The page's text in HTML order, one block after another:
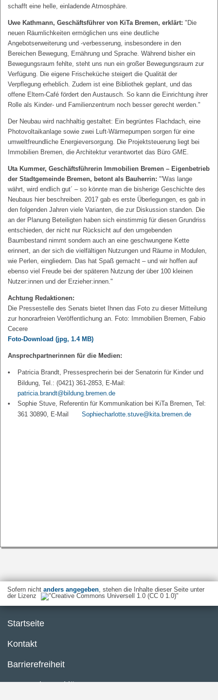
schafft eine helle, einladende Atmosphäre.
Uwe Kathmann, Geschäftsführer von KiTa Bremen, erklärt: "Die
neuen Räumlichkeiten ermöglichen uns eine deutliche
Angebotserweiterung und -verbesserung, insbesondere in den
Bereichen Bewegung, Ernährung und Sprache. Während bisher ein
Bewegungsraum fehlte, steht uns nun ein großer Bewegungsraum zur
Verfügung. Die eigene Frischeküche steigert die Qualität der
Verpflegung erheblich. Zudem ist eine Bibliothek geplant, und das
offene Eltern-Café fördert den Austausch. So kann die Einrichtung ihrer
Rolle als Kinder- und Familienzentrum noch besser gerecht werden."
Der Neubau wird nachhaltig gestaltet: Ein begrüntes Flachdach, eine
Photovoltaikanlage sowie zwei Luft-Wärmepumpen sorgen für eine
umweltfreundliche Energieversorgung. Die Projektsteuerung liegt bei
Immobilien Bremen, die Architektur verantwortet das Büro GME.
Uta Kummer, Geschäftsführerin Immobilien Bremen – Eigenbetrieb
der Stadtgemeinde Bremen, betont als Bauherrin: "'Was lange
währt, wird endlich gut´ – so könnte man die bisherige Geschichte des
Neubaus hier beschreiben. 2017 gab es erste Überlegungen, es gab in
den folgenden Jahren viele Varianten, die zur Diskussion standen. Die
an der Planung Beteiligten haben sich einstimmig für diesen Grundriss
entschieden, der nicht nur Rücksicht auf den umgebenden
Baumbestand nimmt sondern auch an eine geschwungene Kette
erinnert, an der sich die vielfältigen Nutzungen und Räume in Modulen,
wie Perlen, eingliedern. Das hat Spaß gemacht – und wir hoffen auf
ebenso viel Freude bei der späteren Nutzung der über 100 kleinen
Nutzer:innen und der Erzieher:innen."
Achtung Redaktionen:
Die Pressestelle des Senats bietet Ihnen das Foto zu dieser Mitteilung
zur honorarfreien Veröffentlichung an. Foto: Immobilien Bremen, Fabio
Cecere
Foto-Download (jpg, 1.4 MB)
Ansprechpartnerinnen für die Medien:
Patricia Brandt, Pressesprecherin bei der Senatorin für Kinder und
Bildung, Tel.: (0421) 361-2853, E-Mail:
patricia.brandt@bildung.bremen.de
Sophie Stuve, Referentin für Kommunikation bei KiTa Bremen, Tel:
361 30890, E-Mail
Sophiecharlotte.stuve@kita.bremen.de
Sofern nicht anders angegeben, stehen die Inhalte dieser Seite unter
der Lizenz
Startseite
Kontakt
Barrierefreiheit
Datenschutzerklärung